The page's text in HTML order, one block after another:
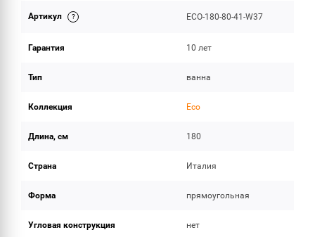
Артикул ECO-180-80-41-W37
Гарантия 10 лет
Тип ванна
Коллекция Eco
Длина, см 180
Страна Италия
Форма прямоугольная
Угловая конструкция нет